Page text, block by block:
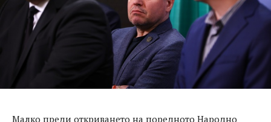
Малко преди откриването на поредното Народно